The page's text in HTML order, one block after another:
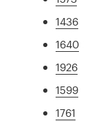
1436
1640
1926
1599
1761